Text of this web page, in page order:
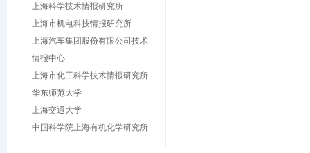
上海科学技术情报研究所
上海市机电科技情报研究所
上海汽车集团股份有限公司技术
情报中心
上海市化工科学技术情报研究所
华东师范大学
上海交通大学
中国科学院上海有机化学研究所